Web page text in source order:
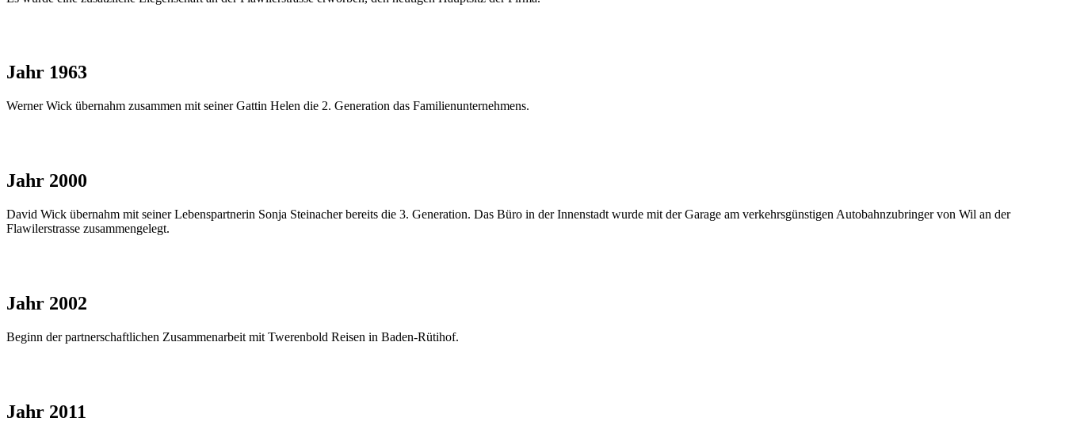
Jahr 1963
Werner Wick übernahm zusammen mit seiner Gattin Helen die 2. Generation das Familienunternehmens.
Jahr 2000
David Wick übernahm mit seiner Lebenspartnerin Sonja Steinacher bereits die 3. Generation. Das Büro in der Innenstadt wurde mit der Garage am verkehrsgünstigen Autobahnzubringer von Wil an der
Flawilerstrasse zusammengelegt.
Jahr 2002
Beginn der partnerschaftlichen Zusammenarbeit mit Twerenbold Reisen in Baden-Rütihof.
Jahr 2011